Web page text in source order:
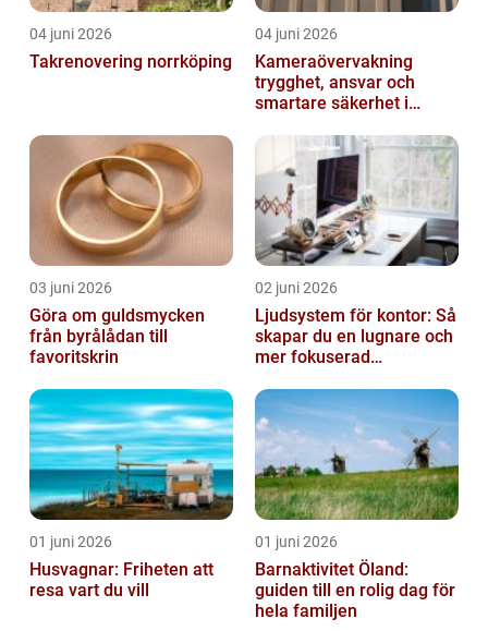
04 juni 2026
Takrenovering norrköping
04 juni 2026
Kameraövervakning
trygghet, ansvar och
smartare säkerhet i
03 juni 2026
Göra om guldsmycken
från byrålådan till
favoritskrin
02 juni 2026
Ljudsystem för kontor: Så
skapar du en lugnare och
mer fokuserad
01 juni 2026
Husvagnar: Friheten att
resa vart du vill
01 juni 2026
Barnaktivitet Öland:
guiden till en rolig dag för
hela familjen